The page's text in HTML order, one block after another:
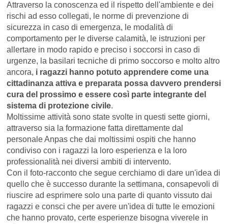
Attraverso la conoscenza ed il rispetto dell'ambiente e dei
rischi ad esso collegati, le norme di prevenzione di
sicurezza in caso di emergenza, le modalità di
comportamento per le diverse calamità, le istruzioni per
allertare in modo rapido e preciso i soccorsi in caso di
urgenze, la basilari tecniche di primo soccorso e molto altro
ancora, i ragazzi hanno potuto apprendere come una
cittadinanza attiva e preparata possa davvero prendersi
cura del prossimo e essere così parte integrante del
sistema di protezione civile.
Moltissime attività sono state svolte in questi sette giorni,
attraverso sia la formazione fatta direttamente dal
personale Anpas che dai moltissimi ospiti che hanno
condiviso con i ragazzi la loro esperienza e la loro
professionalità nei diversi ambiti di intervento.
Con il foto-racconto che segue cerchiamo di dare un'idea di
quello che è successo durante la settimana, consapevoli di
riuscire ad esprimere solo una parte di quanto vissuto dai
ragazzi e consci che per avere un'idea di tutte le emozioni
che hanno provato, certe esperienze bisogna viverele in